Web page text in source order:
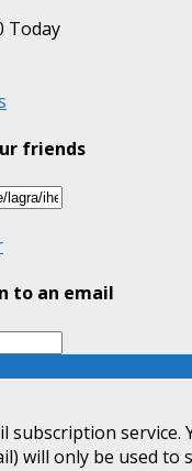
Today
friends
to an email
subscription service.
will only be used to